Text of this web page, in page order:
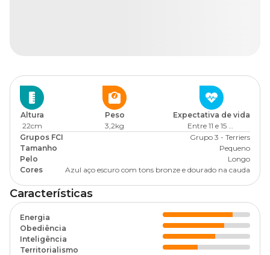
Altura
22cm
Peso
3,2kg
Expectativa de vida
Entre 11 e 15 anos
Grupos FCI
Grupo 3 - Terriers
Tamanho
Pequeno
Pelo
Longo
Cores
Azul aço escuro com tons bronze e dourado na cauda
Características
Energia
Obediência
Inteligência
Territorialismo